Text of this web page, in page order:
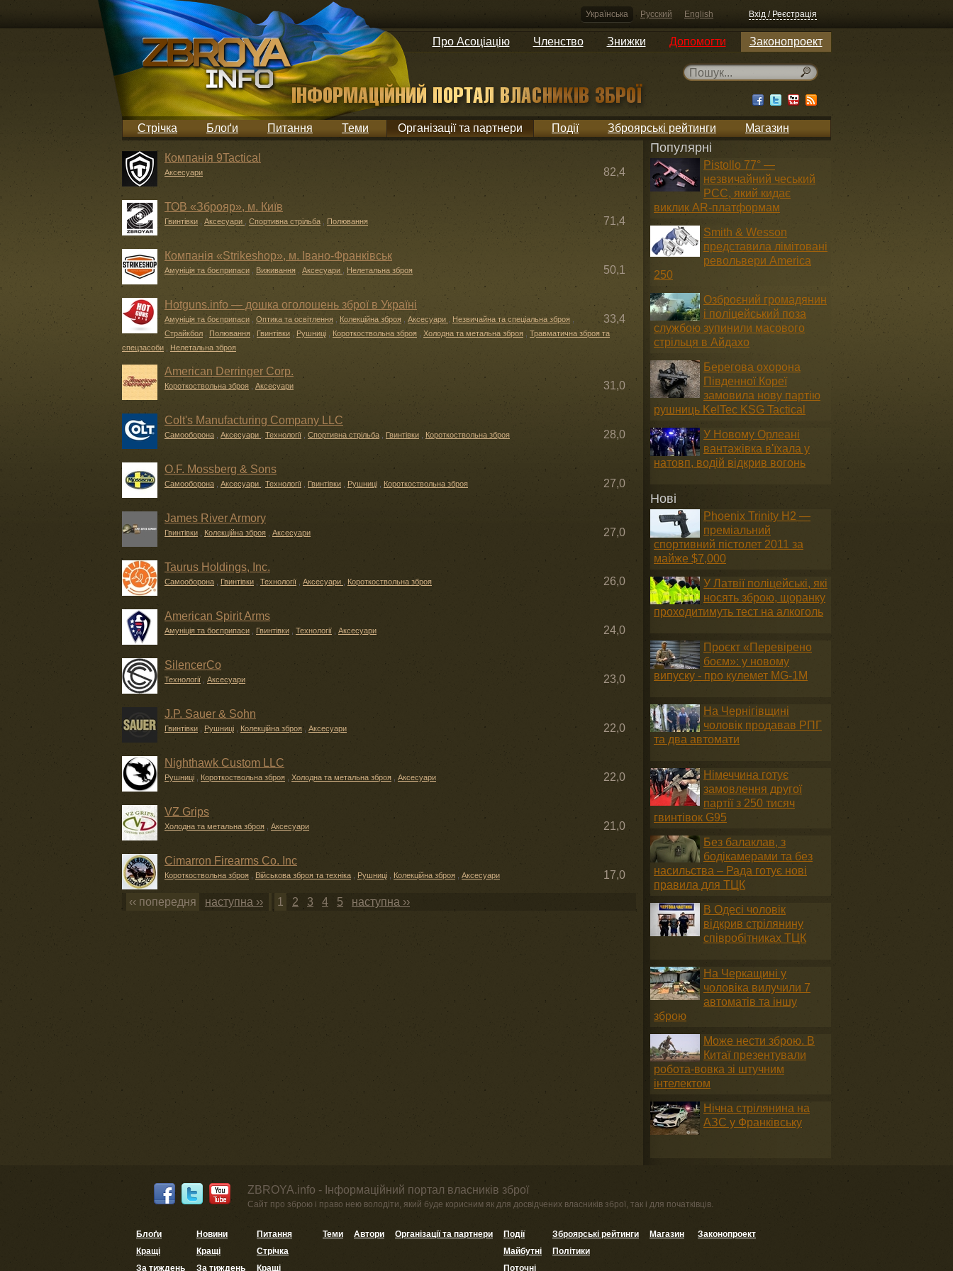
Українська Русский English Вхід / Реєстрація
Про Асоціацію Членство Знижки Допомогти Законопроект
Стрічка Блоґи Питання Теми Організації та партнери Події Зброярські рейтинги Магазин
Компанія 9Tactical
82,4
Аксесуари
ТОВ «Зброяр», м. Київ
71,4
Гвинтівки ,Аксесуари Спортивна стрільба Полювання
Компанія «Strikeshop», м. Івано-Франківськ
50,1
Амуніція та боєприпаси Виживання Аксесуари Нелетальна зброя
Hotguns.info — дошка оголошень зброї в Україні
33,4
Амуніція та боєприпаси Оптика та освітлення Колекційна зброя Аксесуари Незвичайна та спеціальна зброя
Страйкбол
Полювання Гвинтівки Рушниці Короткоствольна зброя Холодна та метальна зброя
Травматична зброя та
спецзасоби
Нелетальна зброя
American Derringer Corp.
31,0
Короткоствольна зброя Аксесуари
Colt's Manufacturing Company LLC
28,0
Самооборона Аксесуари Технології Спортивна стрільба Гвинтівки Короткоствольна зброя
O.F. Mossberg & Sons
27,0
Самооборона Аксесуари Технології Гвинтівки Рушниці Короткоствольна зброя
James River Armory
27,0
Гвинтівки Колекційна зброя Аксесуари
Taurus Holdings, Inc.
26,0
Самооборона Гвинтівки Технології Аксесуари Короткоствольна зброя
American Spirit Arms
24,0
Амуніція та боєприпаси Гвинтівки Технології Аксесуари
SilencerCo
23,0
Технології Аксесуари
J.P. Sauer & Sohn
22,0
Гвинтівки Рушниці Колекційна зброя Аксесуари
Nighthawk Custom LLC
22,0
Рушниці Короткоствольна зброя Холодна та метальна зброя Аксесуари
VZ Grips
21,0
Холодна та метальна зброя Аксесуари
Cimarron Firearms Co. Inc
17,0
Короткоствольна зброя Військова зброя та техніка Рушниці Колекційна зброя Аксесуари
‹‹ попередня наступна ›› 1 2 3 4 5 наступна ››
Популярні
Pistollo 77° —
незвичайний чеський
PCC, який кидає
виклик AR-платформам
Smith & Wesson
представила лімітовані
револьвери America
250
Озброєний громадянин
і поліцейський поза
службою зупинили масового
стрільця в Айдахо
Берегова охорона
Південної Кореї
замовила нову партію
рушниць KelTec KSG Tactical
У Новому Орлеані
вантажівка в'їхала у
натовп, водій відкрив вогонь
Нові
Phoenix Trinity H2 —
преміальний
спортивний пістолет 2011 за
майже $7,000
У Латвії поліцейські, які
носять зброю, щоранку
проходитимуть тест на алкоголь
Проєкт «Перевірено
боєм»: у новому
випуску - про кулемет MG-1М
На Чернігівщині
чоловік продавав РПГ
та два автомати
Німеччина готує
замовлення другої
партії з 250 тисяч
гвинтівок G95
Без балаклав, з
бодікамерами та без
насильства – Рада готує нові
правила для ТЦК
В Одесі чоловік
відкрив стрілянину
співробітниках ТЦК
На Черкащині у
чоловіка вилучили 7
автоматів та іншу
зброю
Може нести зброю. В
Китаї презентували
робота-вовка зі штучним
інтелектом
Нічна стрілянина на
АЗС у Франківську
ZBROYA.info - Інформаційний портал власників зброї
Сайт про зброю і право нею володіти, який буде корисним як для досвідчених власників зброї, так і для початківців.
Блоґи
Кращі
За тиждень
Новини
Кращі
За тиждень
Питання
Стрічка
Кращі
Теми Автори Організації та партнери
Події
Майбутні
Поточні
Зброярські рейтинги
Політики
Магазин Законопроект